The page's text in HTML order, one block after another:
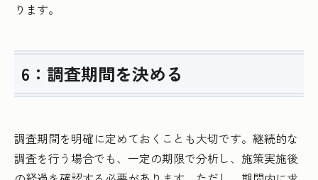
ります。
6：調査期間を決める
調査期間を明確に定めておくことも大切です。継続的な
調査を行う場合でも、一定の期限で分析し、施策実施後